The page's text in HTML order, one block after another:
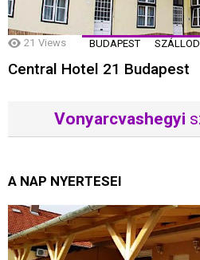
21 Views BUDAPEST
Central Hotel 21 Budapest
Vonyarcvashegyi
A NAP NYERTESEI